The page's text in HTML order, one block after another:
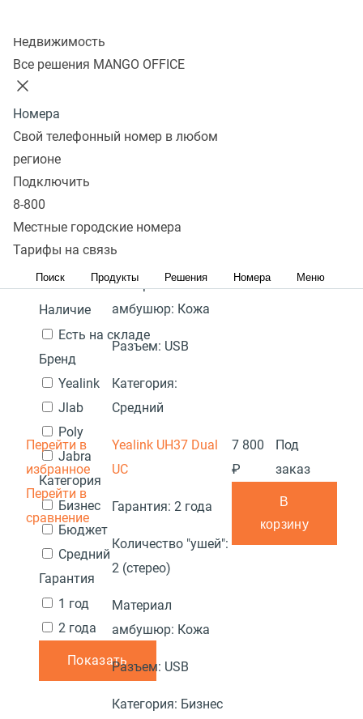
Недвижимость
Все решения MANGO OFFICE
Номера
Свой телефонный номер в любом
регионе
Подключить
8-800
Местные городские номера
Тарифы на связь
Поиск Продукты Решения Номера Меню
В избранном 0 товаров
Сбросить
USB гарнитура
Популярные
дешевые
Акция
Цена,
-
Наличие
Есть на складе
Бренд
Yealink
Jlab
Poly
Jabra
Категория
Бизнес
Бюджет
Средний
Гарантия
1 год
2 года
Показать
Перейти в
избранное
сравнение
Количество "ушей":
2 (стерео)
Материал
амбушюр: Кожа
Разъем: USB
Категория:
Средний
Перейти в
избранное
Перейти в
сравнение
Yealink UH37 Dual
UC
Гарантия: 2 года
Количество "ушей":
2 (стерео)
Материал
амбушюр: Кожа
Разъем: USB
Категория: Бизнес
7 800
₽
Под
заказ
В
корзину